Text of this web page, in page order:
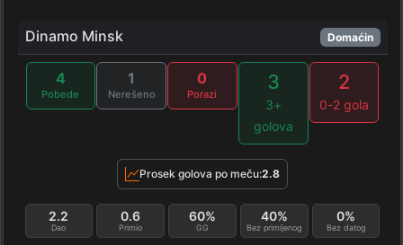
Dinamo Minsk Domaćin
4
Pobede
1
Nerešeno
0
Porazi
3
3+
golova
2
0-2 gola
Prosek golova po meču:2.8
Dao
2.2
Primio
0.6
GG
60%
Bez primljenog
40%
Bez datog
0%